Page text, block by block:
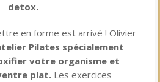
detox.
en forme est arrivé ! Olivier
Pilates spécialement
votre organisme et
plat. Les exercices